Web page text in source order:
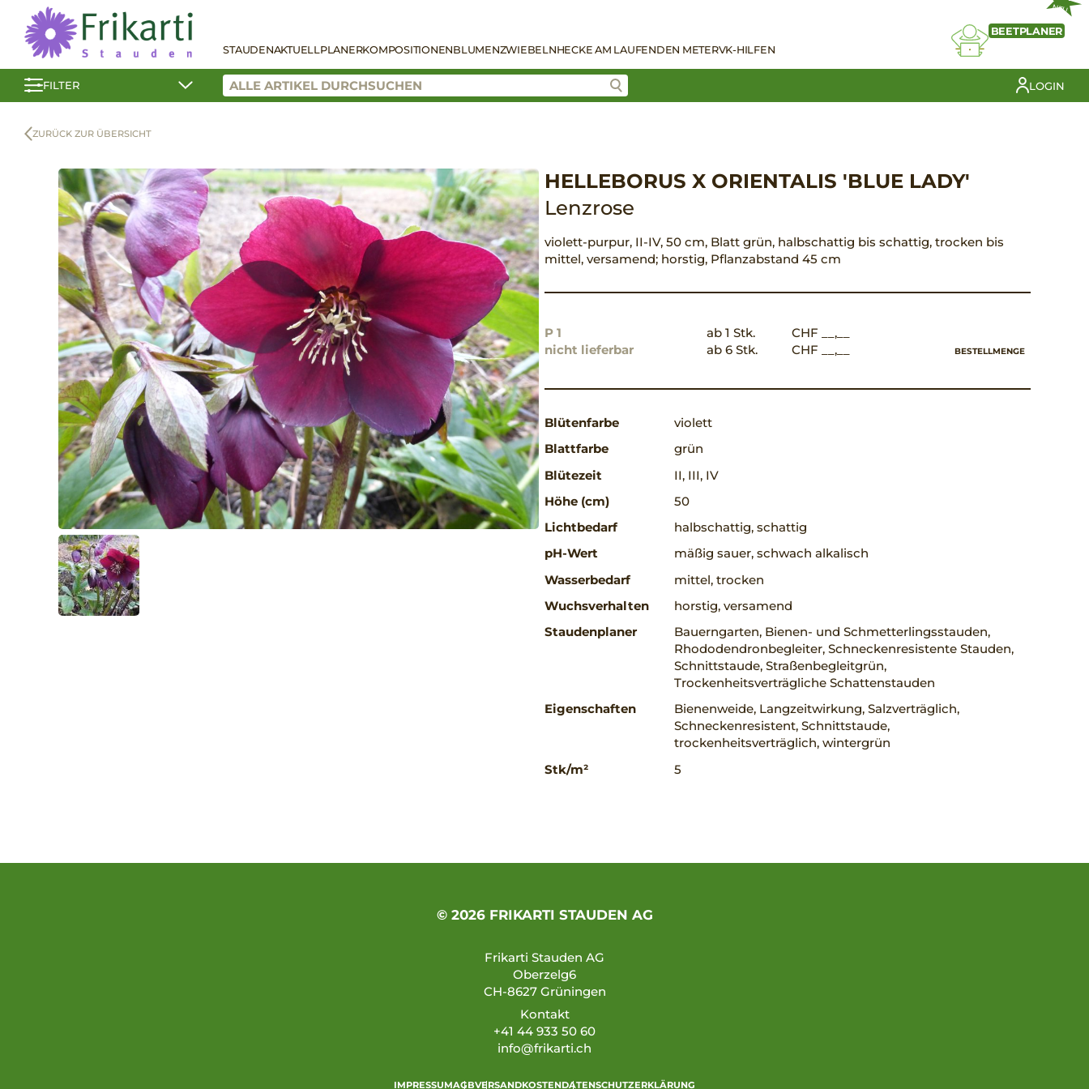
STAUDENAKTUELLPLANERKOMPOSITIONENBLUMENZWIEBELNHECKE AM LAUFENDEN METERVK-HILFEN
NEU
BEETPLANER
FILTER LOGIN
ZURÜCK ZUR ÜBERSICHT
HELLEBORUS X ORIENTALIS 'BLUE LADY'
Lenzrose
violett-purpur, II-IV, 50 cm, Blatt grün, halbschattig bis schattig, trocken bis
mittel, versamend; horstig, Pflanzabstand 45 cm
P 1
nicht lieferbar
ab 1 Stk.
CHF __,__
ab 6 Stk.
CHF __,__ BESTELLMENGE
Blütenfarbe
violett
Blattfarbe
grün
Blütezeit
II, III, IV
Höhe (cm)
50
Lichtbedarf
halbschattig, schattig
pH-Wert
mäßig sauer, schwach alkalisch
Wasserbedarf
mittel, trocken
Wuchsverhalten
horstig, versamend
Staudenplaner
Bauerngarten, Bienen- und Schmetterlingsstauden,
Rhododendronbegleiter, Schneckenresistente Stauden,
Schnittstaude, Straßenbegleitgrün,
Trockenheitsverträgliche Schattenstauden
Eigenschaften
Bienenweide, Langzeitwirkung, Salzverträglich,
Schneckenresistent, Schnittstaude,
trockenheitsverträglich, wintergrün
Stk/m²
5
© 2026 FRIKARTI STAUDEN AG
Frikarti Stauden AG
Oberzelg6
CH-8627 Grüningen
Kontakt
+41 44 933 50 60
info@frikarti.ch
IMPRESSUMAGBVERSANDKOSTENDATENSCHUTZERKLÄRUNG